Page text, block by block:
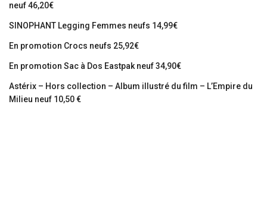
neuf 46,20€
SINOPHANT Legging Femmes neufs 14,99€
En promotion Crocs neufs 25,92€
En promotion Sac à Dos Eastpak neuf 34,90€
Astérix – Hors collection – Album illustré du film – L’Empire du
Milieu neuf 10,50 €